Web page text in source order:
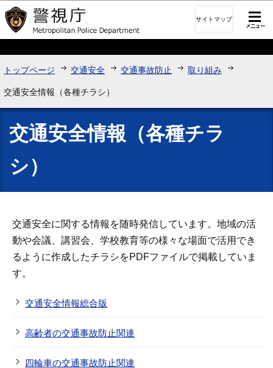
このページの本文へ移動
サイトマップ
トップページ 交通安全 交通事故防止 取り組み
交通安全情報（各種チラシ）
交通安全情報（各種チラ
シ）
交通安全に関する情報を随時発信しています。地域の活
動や会議、講習会、学校教育等の様々な場面で活用でき
るように作成したチラシをPDFファイルで掲載していま
す。
交通安全情報総合版
高齢者の交通事故防止関連
四輪車の交通事故防止関連